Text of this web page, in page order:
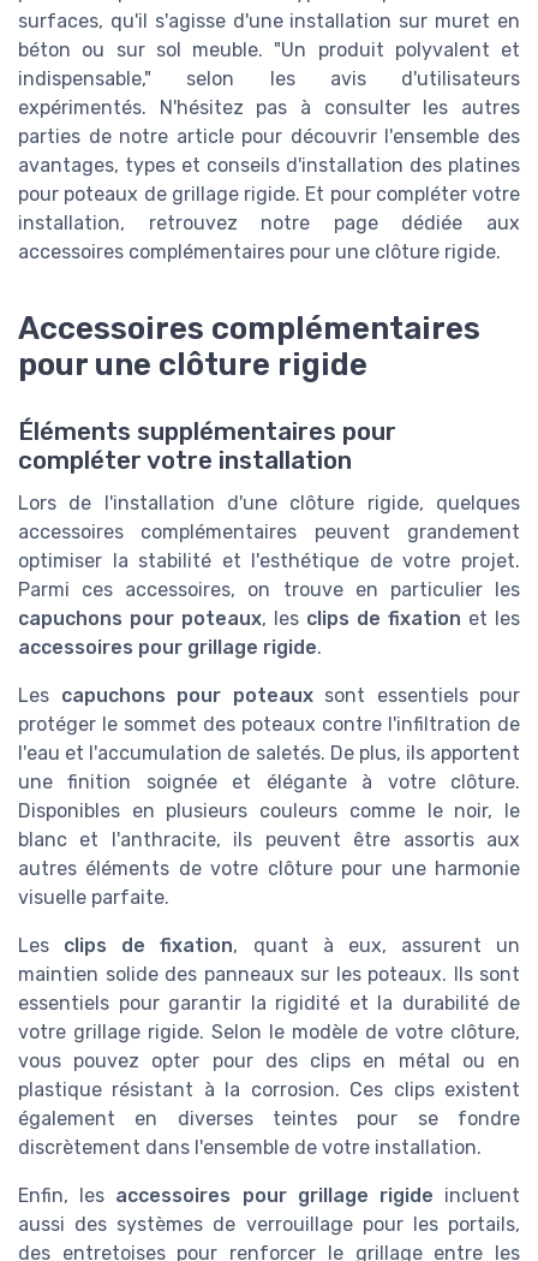
surfaces, qu'il s'agisse d'une installation sur muret en
béton ou sur sol meuble. "Un produit polyvalent et
indispensable," selon les avis d'utilisateurs
expérimentés. N'hésitez pas à consulter les autres
parties de notre article pour découvrir l'ensemble des
avantages, types et conseils d'installation des platines
pour poteaux de grillage rigide. Et pour compléter votre
installation, retrouvez notre page dédiée aux
accessoires complémentaires pour une clôture rigide.
Accessoires complémentaires
pour une clôture rigide
Éléments supplémentaires pour
compléter votre installation
Lors de l'installation d'une clôture rigide, quelques
accessoires complémentaires peuvent grandement
optimiser la stabilité et l'esthétique de votre projet.
Parmi ces accessoires, on trouve en particulier les
capuchons pour poteaux, les clips de fixation et les
accessoires pour grillage rigide.
Les capuchons pour poteauxsont essentiels pour
protéger le sommet des poteaux contre l'infiltration de
l'eau et l'accumulation de saletés. De plus, ils apportent
une finition soignée et élégante à votre clôture.
Disponibles en plusieurs couleurs comme le noir, le
blanc et l'anthracite, ils peuvent être assortis aux
autres éléments de votre clôture pour une harmonie
visuelle parfaite.
Les clips de fixation, quant à eux, assurent un
maintien solide des panneaux sur les poteaux. Ils sont
essentiels pour garantir la rigidité et la durabilité de
votre grillage rigide. Selon le modèle de votre clôture,
vous pouvez opter pour des clips en métal ou en
plastique résistant à la corrosion. Ces clips existent
également en diverses teintes pour se fondre
discrètement dans l'ensemble de votre installation.
Enfin, les accessoires pour grillage rigide incluent
aussi des systèmes de verrouillage pour les portails,
des entretoises pour renforcer le grillage entre les